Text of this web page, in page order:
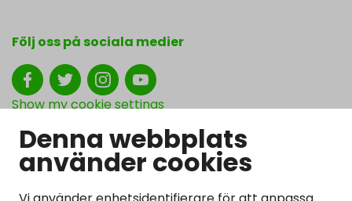
Denna webbplats
använder cookies
Följ oss på sociala medier
Show my cookie settings